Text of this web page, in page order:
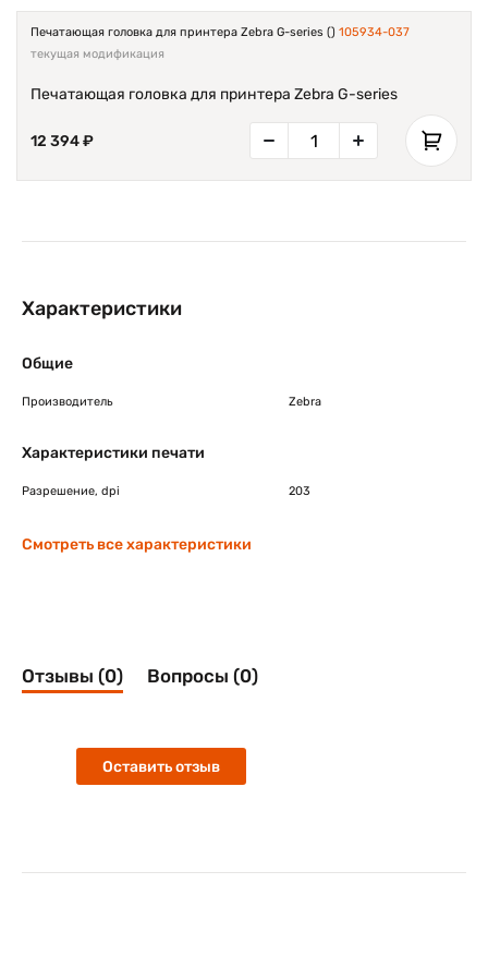
Печатающая головка для принтера Zebra G-series () 105934-037
текущая модификация
Печатающая головка для принтера Zebra G-series
12 394 ₽
Характеристики
Общие
Производитель Zebra
Характеристики печати
Разрешение, dpi 203
Смотреть все характеристики
Отзывы (0) Вопросы (0)
Оставить отзыв